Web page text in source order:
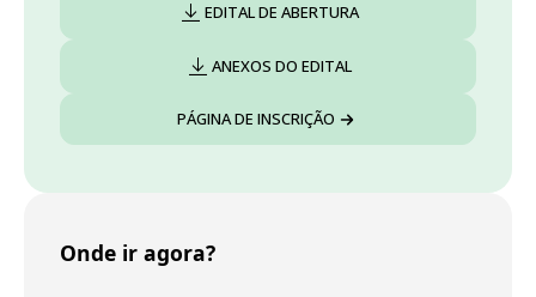
EDITAL DE ABERTURA
ANEXOS DO EDITAL
PÁGINA DE INSCRIÇÃO
Onde ir agora?